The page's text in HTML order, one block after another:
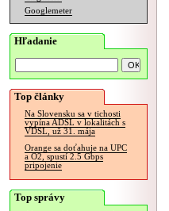
Googlemeter
Hľadanie
Top články
Na Slovensku sa v tichosti
vypína ADSL v lokalitách s
VDSL, už 31. mája
Orange sa doťahuje na UPC
a O2, spustí 2.5 Gbps
pripojenie
Top správy